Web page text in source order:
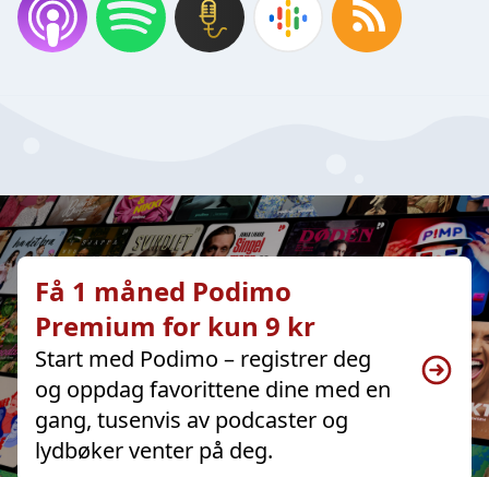
Få 1 måned Podimo
Premium for kun 9 kr
Start med Podimo – registrer deg
og oppdag favorittene dine med en
gang, tusenvis av podcaster og
lydbøker venter på deg.